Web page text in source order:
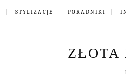
STYLIZACJE PORADNIKI
ZŁOTA